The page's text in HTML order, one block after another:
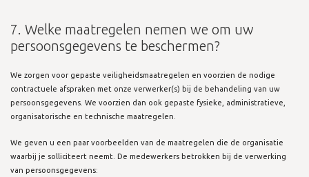
7. Welke maatregelen nemen we om uw
persoonsgegevens te beschermen?
We zorgen voor gepaste veiligheidsmaatregelen en voorzien de nodige
contractuele afspraken met onze verwerker(s) bij de behandeling van uw
persoonsgegevens. We voorzien dan ook gepaste fysieke, administratieve,
organisatorische en technische maatregelen.
We geven u een paar voorbeelden van de maatregelen die de organisatie
waarbij je solliciteert neemt. De medewerkers betrokken bij de verwerking
van persoonsgegevens: